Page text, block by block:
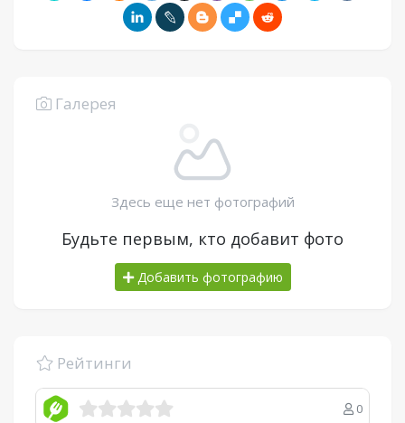
Галерея
Здесь еще нет фотографий
Будьте первым, кто добавит фото
Добавить фотографию
Рейтинги
0